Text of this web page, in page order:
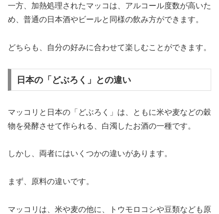
一方、加熱処理されたマッコは、アルコール度数が高いた
め、普通の日本酒やビールと同様の飲み方ができます。
どちらも、自分の好みに合わせて楽しむことができます。
日本の「どぶろく」との違い
マッコリと日本の「どぶろく」は、ともに米や麦などの穀
物を発酵させて作られる、白濁したお酒の一種です。
しかし、両者にはいくつかの違いがあります。
まず、原料の違いです。
マッコリは、米や麦の他に、トウモロコシや豆類なども原